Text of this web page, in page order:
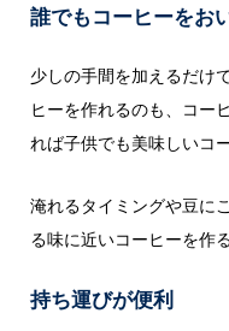
誰でもコーヒーをお
少しの手間を加えるだけ
ヒーを作れるのも、コー
れば子供でも美味しいコ
淹れるタイミングや豆に
る味に近いコーヒーを作
持ち運びが便利